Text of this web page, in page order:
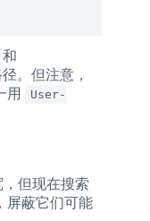
和
。但注意，
用
User-
，但现在搜索
屏蔽它们可能